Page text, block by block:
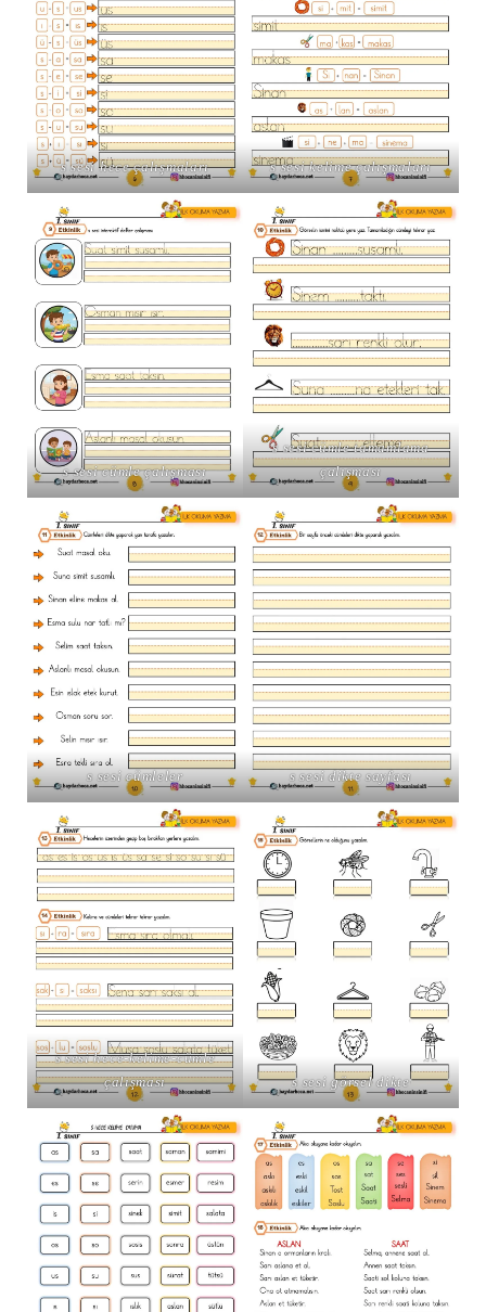
s sesi hece çalışmaları s sesi kelime çalışmaları
s sesi cümle çalışması
s sesi cümle tamamlama
çalışması
s sesi cümleler s sesi dikte sayfası
s sesi hece-kelime-cümle
çalışması
s sesi görsel dikte